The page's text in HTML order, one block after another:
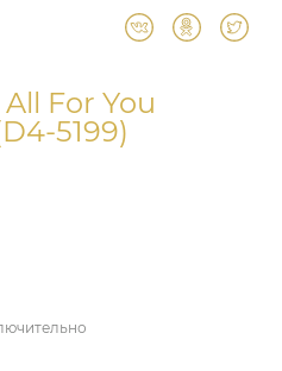
All For You
5199)